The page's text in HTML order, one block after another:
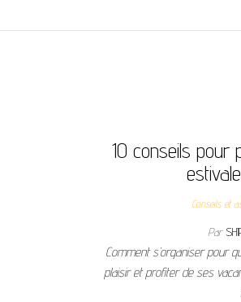
10 conseils pour
Conseils et
Par
Comment s’organiser pour
plaisir et profiter de ses